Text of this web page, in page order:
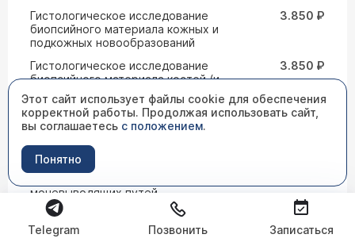
Гистологическое исследование
биопсийного материала кожных и
подкожных новообразований
3.850 ₽
Гистологическое исследование
биопсийного материала костей (и
хрящевой ткани)
3.850 ₽
Гистологическое исследование
биопсийного материала
лимфоузлов
3.850 ₽
Гистологическое исследование
мочевыводящих путей
Гистологическое исследование
биопсийного материала мышечной
3.300 ₽
Этот сайт использует файлы cookie для обеспечения
корректной работы. Продолжая использовать сайт,
вы соглашаетесь с положением.
Понятно
Telegram Позвонить Записаться